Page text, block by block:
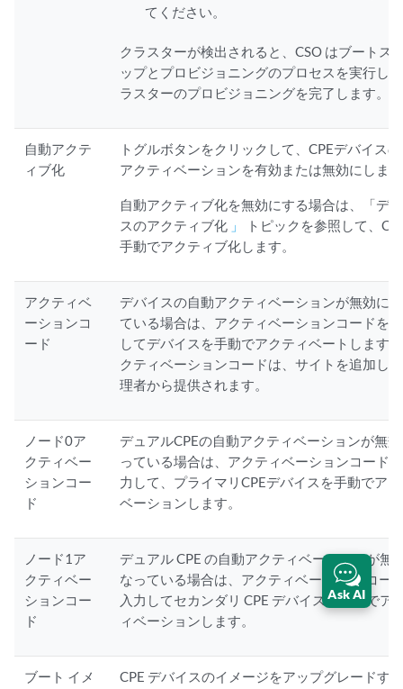
てください。
クラスターが検出されると、CSO はブートス
ップとプロビジョニングのプロセスを実行し
ラスターのプロビジョニングを完了します。
自動アクテ
ィブ化
トグルボタンをクリックして、CPEデバイス
アクティベーションを有効または無効にしま
自動アクティブ化を無効にする場合は、「デ
スのアクティブ化 」
トピックを参照して、
手動でアクティブ化します。
アクティベ
ーションコ
ード
デバイスの自動アクティベーションが無効に
ている場合は、アクティベーションコードを
してデバイスを手動でアクティベートします
クティベーションコードは、サイトを追加し
理者から提供されます。
ノード0ア
クティベー
ションコー
ド
デュアルCPEの自動アクティベーションが無
っている場合は、アクティベーションコード
力して、プライマリCPEデバイスを手動でア
ベーションします。
ノード1ア
クティベー
ションコー
ド
デュアル CPE の自動アクティベーションが無
なっている場合は、アクティベーション コー
入力してセカンダリ CPE デバイスを手動でア
ィベーションします。
ブート イメ CPE デバイスのイメージをアップグレードす
Ask AI